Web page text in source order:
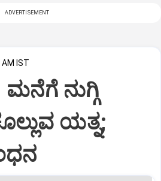
ADVERTISEMENT
IST
ಮನೆಗೆ ನುಗ್ಗಿ
ಯತ್ನ;